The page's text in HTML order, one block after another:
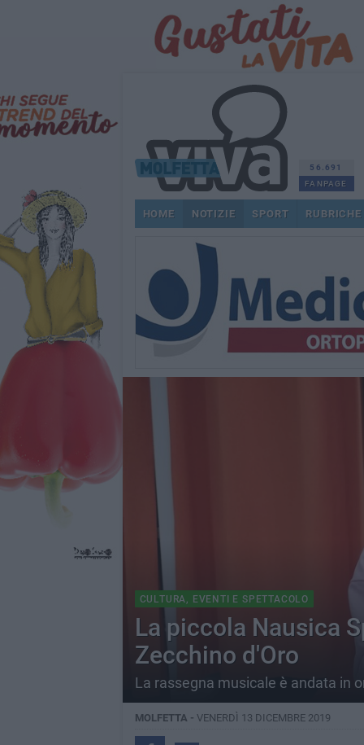
56.691
FANPAGE
HOME NOTIZIE SPORT RUBRICHE
CULTURA, EVENTI E SPETTACOLO
La piccola Nausica
Zecchino d'Oro
La rassegna musicale è andata in
MOLFETTA - VENERDÌ 13 DICEMBRE 2019